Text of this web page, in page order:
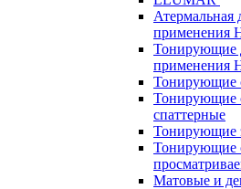
Атермальная
применения
Тонирующие
применения
Тонирующие
Тонирующие
спаттерные
Тонирующие
Тонирующие
Матовые и